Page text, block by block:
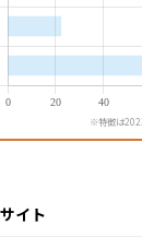
※特徴は
イト